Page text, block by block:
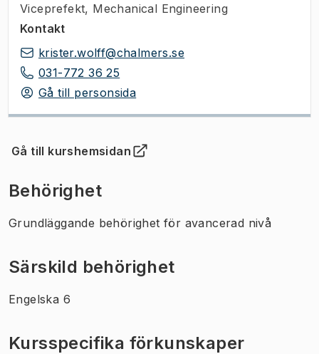
Viceprefekt, Mechanical Engineering
Kontakt
krister.wolff@chalmers.se
031-772 36 25
Gå till personsida
Gå till kurshemsidan
(Öppnas i ny flik)
Behörighet
Grundläggande behörighet för avancerad nivå
Särskild behörighet
Engelska 6
Kursspecifika förkunskaper